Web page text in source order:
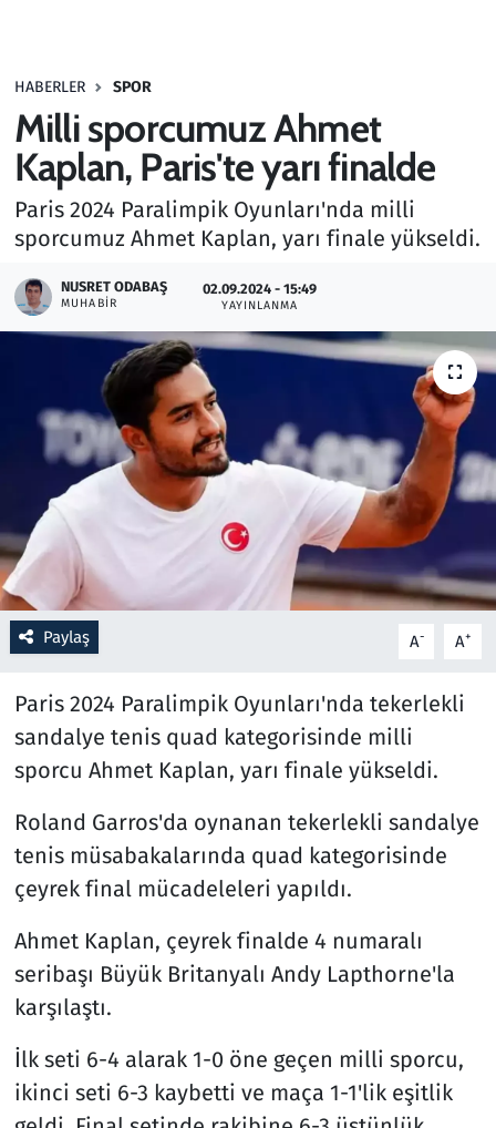
HABERLER SPOR
Milli sporcumuz Ahmet
Kaplan, Paris'te yarı finalde
Paris 2024 Paralimpik Oyunları'nda milli
sporcumuz Ahmet Kaplan, yarı finale yükseldi.
NUSRET ODABAŞ
MUHABIR
02.09.2024 - 15:49
YAYINLANMA
Paylaş A- A+
Paris 2024 Paralimpik Oyunları'nda tekerlekli
sandalye tenis quad kategorisinde milli
sporcu Ahmet Kaplan, yarı finale yükseldi.
Roland Garros'da oynanan tekerlekli sandalye
tenis müsabakalarında quad kategorisinde
çeyrek final mücadeleleri yapıldı.
Ahmet Kaplan, çeyrek finalde 4 numaralı
seribaşı Büyük Britanyalı Andy Lapthorne'la
karşılaştı.
İlk seti 6-4 alarak 1-0 öne geçen milli sporcu,
ikinci seti 6-3 kaybetti ve maça 1-1'lik eşitlik
Haber
Kültür Sanat
Kurumsal Haberler
Otomobil
Oyun
Ramazan
Resmi İlanlar
Rüya Tabirleri
Sağlık
Savunma Sanayi
Seçim 2023
Spor
Teknoloji ve Bilim
Televizyon